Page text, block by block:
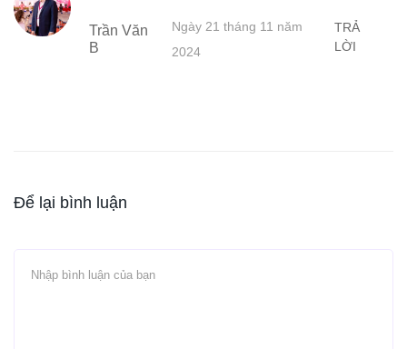
Trần Văn
B
Ngày 21 tháng 11 năm
2024
TRẢ
LỜI
Để lại bình luận